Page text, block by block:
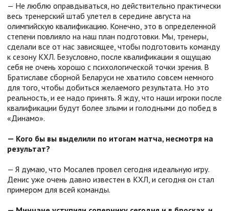
— Не люблю оправдываться, но действительно практически
весь тренерский штаб улетел в середине августа на
олимпийскую квалификацию. Конечно, это в определенной
степени повлияло на наш план подготовки. Мы, тренеры,
сделали все от нас зависящее, чтобы подготовить команду
к сезону КХЛ. Безусловно, после квалификации я ощущаю
себя не очень хорошо с психологической точки зрения. В
Братиславе сборной Беларуси не хватило совсем немного
для того, чтобы добиться желаемого результата. Но это
реальность, и ее надо принять. Я жду, что наши игроки после
квалификации будут более злыми и голодными до побед в
«Динамо».
— Кого бы вы выделили по итогам матча, несмотря на
результат?
— Я думаю, что Мосалев провел сегодня идеальную игру.
Денис уже очень давно известен в КХЛ, и сегодня он стал
примером для всей команды.